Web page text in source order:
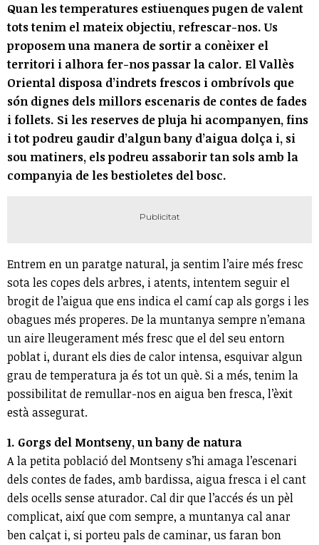
Quan les temperatures estiuenques pugen de valent
tots tenim el mateix objectiu, refrescar-nos. Us
proposem una manera de sortir a conèixer el
territori i alhora fer-nos passar la calor. El Vallès
Oriental disposa d’indrets frescos i ombrívols que
són dignes dels millors escenaris de contes de fades
i follets. Si les reserves de pluja hi acompanyen, fins
i tot podreu gaudir d’algun bany d’aigua dolça i, si
sou matiners, els podreu assaborir tan sols amb la
companyia de les bestioletes del bosc.
Entrem en un paratge natural, ja sentim l’aire més fresc
sota les copes dels arbres, i atents, intentem seguir el
brogit de l’aigua que ens indica el camí cap als gorgs i les
obagues més properes. De la muntanya sempre n’emana
un aire lleugerament més fresc que el del seu entorn
poblat i, durant els dies de calor intensa, esquivar algun
grau de temperatura ja és tot un què. Si a més, tenim la
possibilitat de remullar-nos en aigua ben fresca, l’èxit
està assegurat.
1. Gorgs del Montseny, un bany de natura
A la petita població del Montseny s’hi amaga l’escenari
dels contes de fades, amb bardissa, aigua fresca i el cant
dels ocells sense aturador. Cal dir que l’accés és un pèl
complicat, així que com sempre, a muntanya cal anar
ben calçat i, si porteu pals de caminar, us faran bon